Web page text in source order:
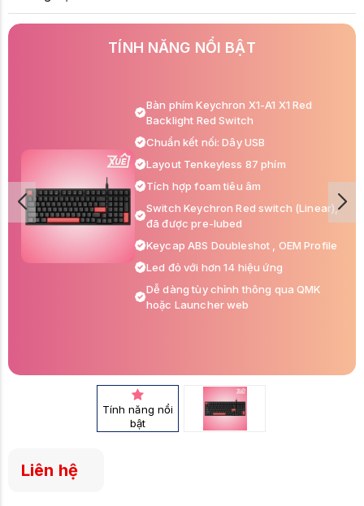
TÍNH NĂNG NỔI BẬT
Bàn phím Keychron X1-A1 X1 Red
Backlight Red Switch
Chuẩn kết nối: Dây USB
Layout Tenkeyless 87 phím
Tích hợp foam tiêu âm
Switch Keychron Red switch (Linear),
đã được pre-lubed
Keycap ABS Doubleshot , OEM Profile
Led đỏ với hơn 14 hiệu ứng
Dễ dàng tùy chỉnh thông qua QMK
hoặc Launcher web
Tính năng nổi
bật
Liên hệ